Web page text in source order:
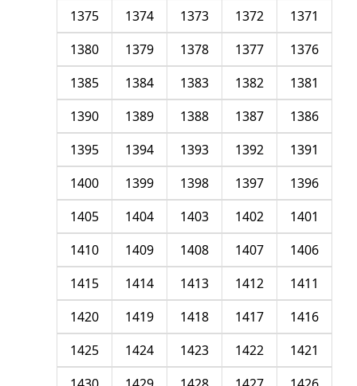
1371
1372
1373
1374
1375
1376
1377
1378
1379
1380
1381
1382
1383
1384
1385
1386
1387
1388
1389
1390
1391
1392
1393
1394
1395
1396
1397
1398
1399
1400
1401
1402
1403
1404
1405
1406
1407
1408
1409
1410
1411
1412
1413
1414
1415
1416
1417
1418
1419
1420
1421
1422
1423
1424
1425